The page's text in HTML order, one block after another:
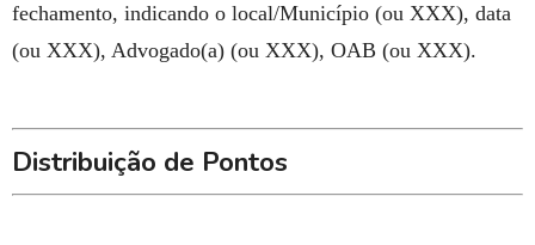
fechamento, indicando o local/Município (ou XXX), data
(ou XXX), Advogado(a) (ou XXX), OAB (ou XXX).
Distribuição de Pontos